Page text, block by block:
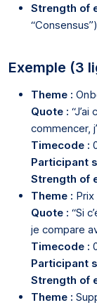
Strength of
“Consensus”)
Exemple (3
Theme :
Quote :
commencer,
Timecode :
Participant
Strength of
Theme :
Quote : “Si
je compare
Timecode :
Participant
Strength of
Theme :